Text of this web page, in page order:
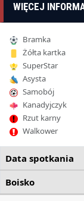
WIĘCEJ
Bramka
Żółta kartka
SuperStar
Asysta
Samobój
Kanadyjczyk
Rzut karny
Walkower
Data spotkania
Boisko